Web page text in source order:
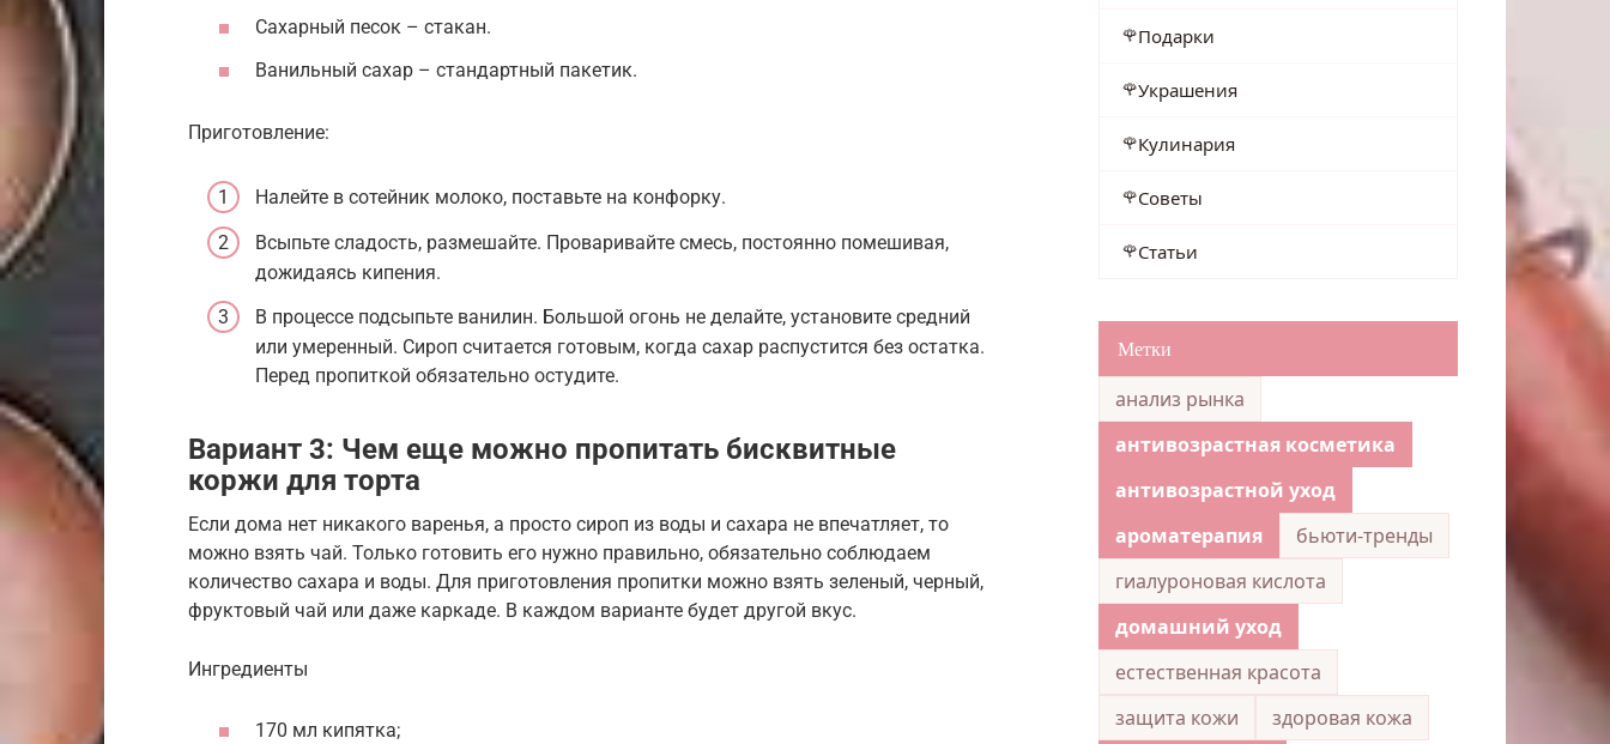
Сахарный песок – стакан.
Ванильный сахар – стандартный пакетик.
Приготовление:
Налейте в сотейник молоко, поставьте на конфорку.
Всыпьте сладость, размешайте. Проваривайте смесь, постоянно помешивая,
дожидаясь кипения.
В процессе подсыпьте ванилин. Большой огонь не делайте, установите средний
или умеренный. Сироп считается готовым, когда сахар распустится без остатка.
Перед пропиткой обязательно остудите.
Вариант 3: Чем еще можно пропитать бисквитные
коржи для торта
Если дома нет никакого варенья, а просто сироп из воды и сахара не впечатляет, то
можно взять чай. Только готовить его нужно правильно, обязательно соблюдаем
количество сахара и воды. Для приготовления пропитки можно взять зеленый, черный,
фруктовый чай или даже каркаде. В каждом варианте будет другой вкус.
Ингредиенты
170 мл кипятка;
Подарки
Украшения
Кулинария
Советы
Статьи
Метки
анализ рынка
антивозрастная косметика
антивозрастной уход
ароматерапия
бьюти-тренды
гиалуроновая кислота
домашний уход
естественная красота
защита кожи
здоровая кожа